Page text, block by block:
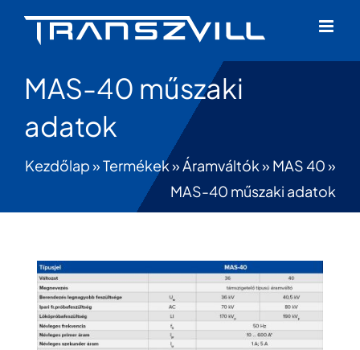
MAS-40 műszaki
adatok
Kezdőlap»Termékek»Áramváltók» MAS 40»
MAS-40 műszaki adatok